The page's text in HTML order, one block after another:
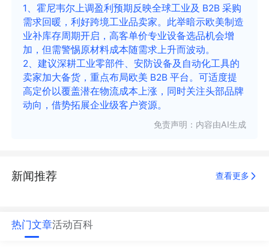
1、霍尼韦尔上调盈利预期反映全球工业及 B2B 采购
需求回暖，利好跨境工业品卖家。此举暗示欧美制造
业补库存周期开启，高客单价专业设备选品机会增
加，但需警惕原材料成本随需求上升而波动。
2、建议深耕工业零部件、安防设备及自动化工具的
卖家加大备货，重点布局欧美 B2B 平台。可适度提
高定价以覆盖潜在物流成本上涨，同时关注头部品牌
动向，借势拓展企业级客户资源。
免责声明：内容由AI生成
新闻推荐 查看更多
热门文章活动百科